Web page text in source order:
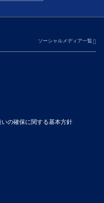
ソーシャルメディア一覧
の確保に関する基本方針